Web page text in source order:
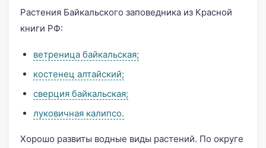
Растения Байкальского заповедника из Красной
книги РФ:
ветреница байкальская;
костенец алтайский;
сверция байкальская;
луковичная калипсо.
Хорошо развиты водные виды растений. По округе